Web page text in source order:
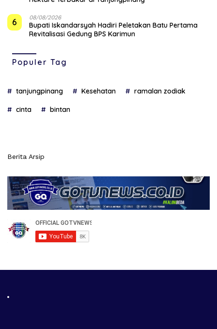
6 08/08/2026
Bupati Iskandarsyah Hadiri Peletakan Batu Pertama
Revitalisasi Gedung BPS Karimun
Populer Tag
tanjungpinang Kesehatan ramalan zodiak
cinta bintan
Berita Arsip